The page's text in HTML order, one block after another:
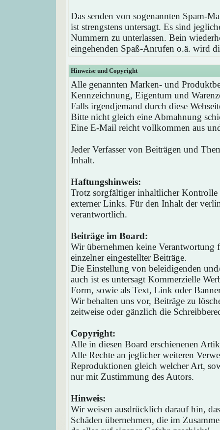
Das senden von sogenannten Spam-
ist strengstens untersagt. Es sind
Nummern zu unterlassen. Bein
eingehenden Spaß-Anrufen o.ä. wird
Hinweise und Copyright
Alle genannten Marken- und
Kennzeichnung, Eigentum und
Falls irgendjemand durch diese
Bitte nicht gleich eine Abmahnung
Eine E-Mail reicht vollkommen aus
Jeder Verfasser von Beiträgen und
Inhalt.
Haftungshinweis:
Trotz sorgfältiger inhaltlicher
externer Links. Für den Inhalt der
verantwortlich.
Beiträge im Board:
Wir übernehmen keine
einzelner eingestellter Beiträge.
Die Einstellung von beleidigenden
auch ist es untersagt Kommerzielle
Form, sowie als Text, Link oder
Wir behalten uns vor, Beiträge zu
zeitweise oder gänzlich die
Copyright:
Alle in diesen Board erschienenen
Alle Rechte an jeglicher weiteren
Reproduktionen gleich welcher Art,
nur mit Zustimmung des Autors.
Hinweis:
Wir weisen ausdrücklich darauf hin,
Schäden übernehmen, die im